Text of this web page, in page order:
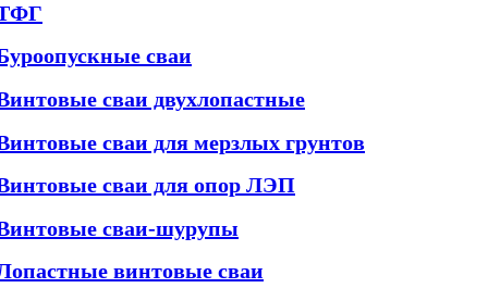
сваи
сваи двухлопастные
сваи для мерзлых грунтов
сваи для опор ЛЭП
сваи-шурупы
винтовые сваи